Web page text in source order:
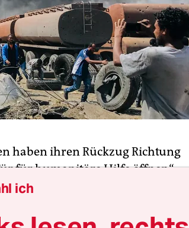
haben ihren Rückzug Richtung
für humanitäre Hilfe öffnen“,
TPLF, Getachew Reda, am
Daher würden sich die Rebellen
und Afar zurückziehen.
ich